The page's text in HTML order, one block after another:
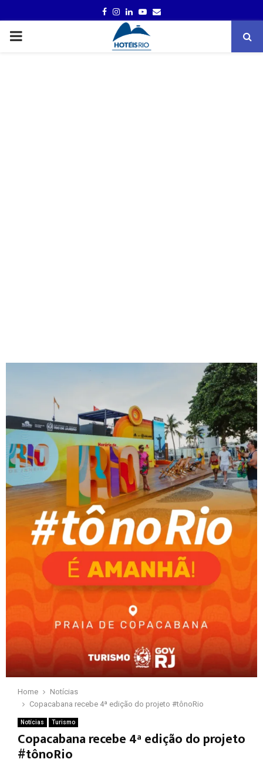
FACEBOOK
INSTAGRAM
LINKEDINYOUTUBE
EMAIL
PRIMARY
Home
Notícias
Copacabana recebe 4ª edição do projeto #tônoRio
Notícias Turismo
Copacabana recebe 4ª edição do projeto
#tônoRio